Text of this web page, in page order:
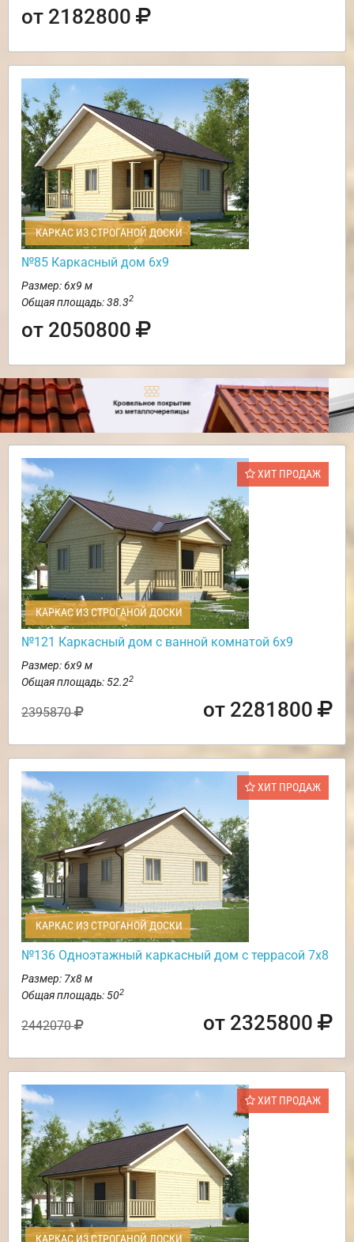
от 2182800
КАРКАС ИЗ СТРОГАНОЙ ДОСКИ
№85 Каркасный дом 6х9
Размер: 6х9 м
Общая площадь: 38.32
от 2050800
ХИТ ПРОДАЖ
КАРКАС ИЗ СТРОГАНОЙ ДОСКИ
№121 Каркасный дом с ванной комнатой 6х9
Размер: 6х9 м
Общая площадь: 52.22
2395870 от 2281800
ХИТ ПРОДАЖ
КАРКАС ИЗ СТРОГАНОЙ ДОСКИ
№136 Одноэтажный каркасный дом с террасой 7х8
Размер: 7х8 м
Общая площадь: 502
2442070 от 2325800
ХИТ ПРОДАЖ
КАРКАС ИЗ СТРОГАНОЙ ДОСКИ